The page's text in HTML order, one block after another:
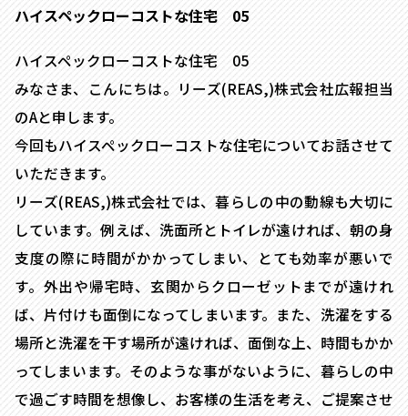
ハイスペックローコストな住宅 05
ハイスペックローコストな住宅 05
みなさま、こんにちは。リーズ(REAS,)株式会社広報担当
のAと申します。
今回もハイスペックローコストな住宅についてお話させて
いただきます。
リーズ(REAS,)株式会社では、暮らしの中の動線も大切に
しています。例えば、洗面所とトイレが遠ければ、朝の身
支度の際に時間がかかってしまい、とても効率が悪いで
す。外出や帰宅時、玄関からクローゼットまでが遠けれ
ば、片付けも面倒になってしまいます。また、洗濯をする
場所と洗濯を干す場所が遠ければ、面倒な上、時間もかか
ってしまいます。そのような事がないように、暮らしの中
で過ごす時間を想像し、お客様の生活を考え、ご提案させ